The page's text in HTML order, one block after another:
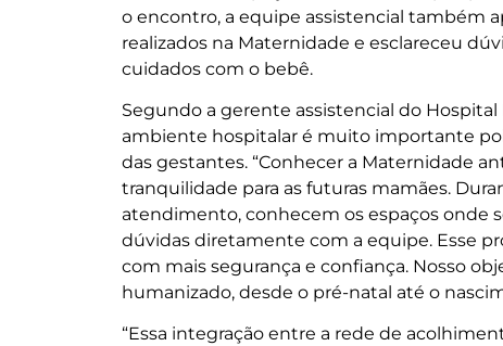
o encontro, a equipe assistencial também
realizados na Maternidade e esclareceu
cuidados com o bebê.
Segundo a gerente assistencial do
ambiente hospitalar é muito importante
das gestantes. “Conhecer a Maternidade
tranquilidade para as futuras mamães.
atendimento, conhecem os espaços onde
dúvidas diretamente com a equipe. Esse
com mais segurança e confiança. Nosso
humanizado, desde o pré-natal até o
“Essa integração entre a rede de